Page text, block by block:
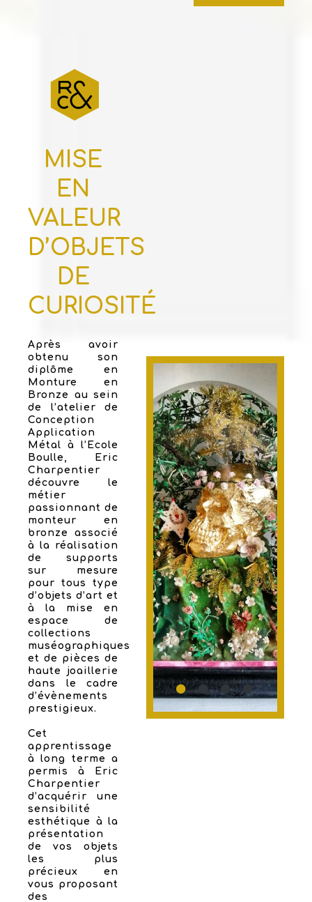
MISE
EN
VALEUR
D’OBJETS
DE
CURIOSITÉ
Après avoir
obtenu son
diplôme en
Monture en
Bronze au sein
de l’atelier de
Conception
Application
Métal à l’Ecole
Boulle, Eric
Charpentier
découvre le
métier
passionnant de
monteur en
bronze associé
à la réalisation
de supports
sur mesure
pour tous type
d’objets d’art et
à la mise en
espace de
collections
muséographiques
et de pièces de
haute joaillerie
dans le cadre
d’évènements
prestigieux.
Cet
apprentissage
à long terme a
permis à Eric
Charpentier
d’acquérir une
sensibilité
esthétique à la
présentation
de vos objets
les plus
précieux en
vous proposant
des